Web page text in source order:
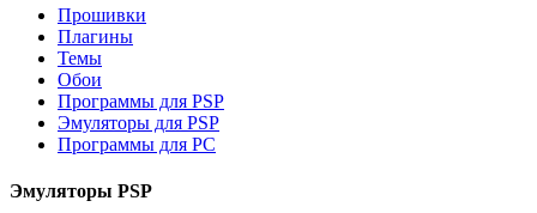
Прошивки
Плагины
Темы
Обои
Программы для PSP
Эмуляторы для PSP
Программы для PC
Эмуляторы PSP